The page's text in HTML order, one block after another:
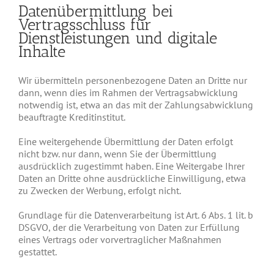
Datenübermittlung bei
Vertragsschluss für
Dienstleistungen und digitale
Inhalte
Wir übermitteln personenbezogene Daten an Dritte nur
dann, wenn dies im Rahmen der Vertragsabwicklung
notwendig ist, etwa an das mit der Zahlungsabwicklung
beauftragte Kreditinstitut.
Eine weitergehende Übermittlung der Daten erfolgt
nicht bzw. nur dann, wenn Sie der Übermittlung
ausdrücklich zugestimmt haben. Eine Weitergabe Ihrer
Daten an Dritte ohne ausdrückliche Einwilligung, etwa
zu Zwecken der Werbung, erfolgt nicht.
Grundlage für die Datenverarbeitung ist Art. 6 Abs. 1 lit. b
DSGVO, der die Verarbeitung von Daten zur Erfüllung
eines Vertrags oder vorvertraglicher Maßnahmen
gestattet.